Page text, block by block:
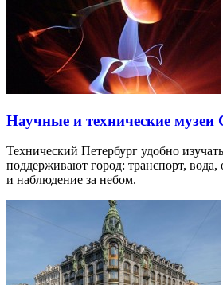
Научные и технические музеи
Технический Петербург удобно
поддерживают город: транспорт, вода,
и наблюдение за небом.